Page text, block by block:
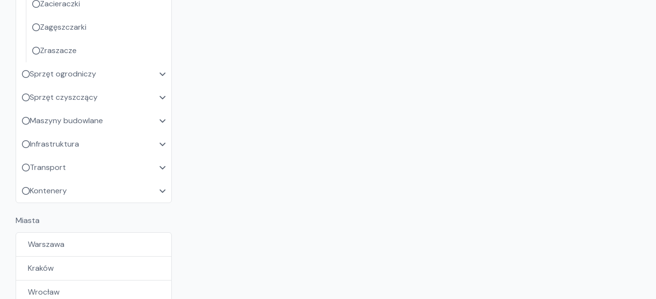
Zacieraczki
Zagęszczarki
Zraszacze
Sprzęt ogrodniczy
Sprzęt czyszczący
Maszyny budowlane
Infrastruktura
Transport
Kontenery
Miasta
Warszawa
Kraków
Wrocław